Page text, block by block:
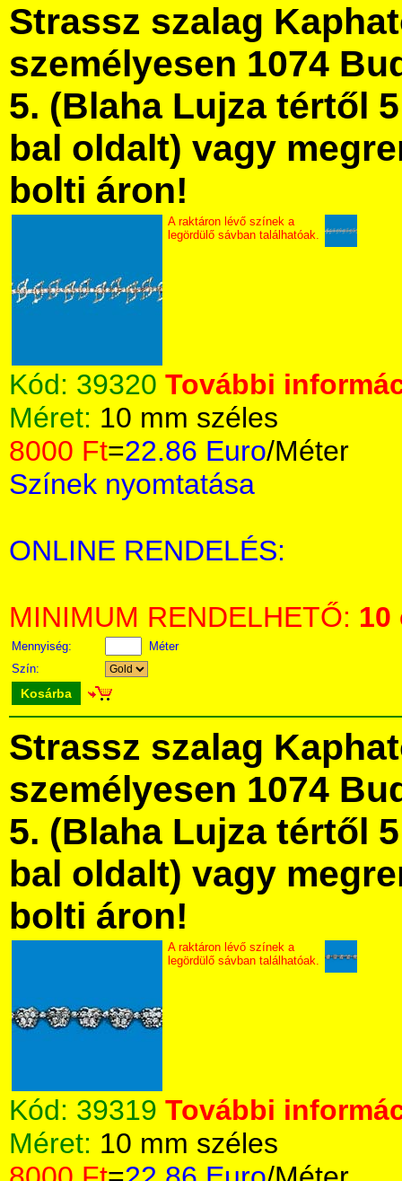
Strassz szalag
személyesen 1074
5. (Blaha Lujza tértől
bal oldalt) vagy
bolti áron!
A raktáron lévő színek a
legördülő sávban találhatóak.
Kód: 39320 További
Méret: 10 mm széles
8000 Ft=22.86 Euro/Méter
Színek nyomtatása
ONLINE RENDELÉS:
MINIMUM RENDELHETŐ: 10
Mennyiség:
Méter
Szín:
Kosárba
Strassz szalag
személyesen 1074
5. (Blaha Lujza tértől
bal oldalt) vagy
bolti áron!
A raktáron lévő színek a
legördülő sávban találhatóak.
Kód: 39319 További
Méret: 10 mm széles